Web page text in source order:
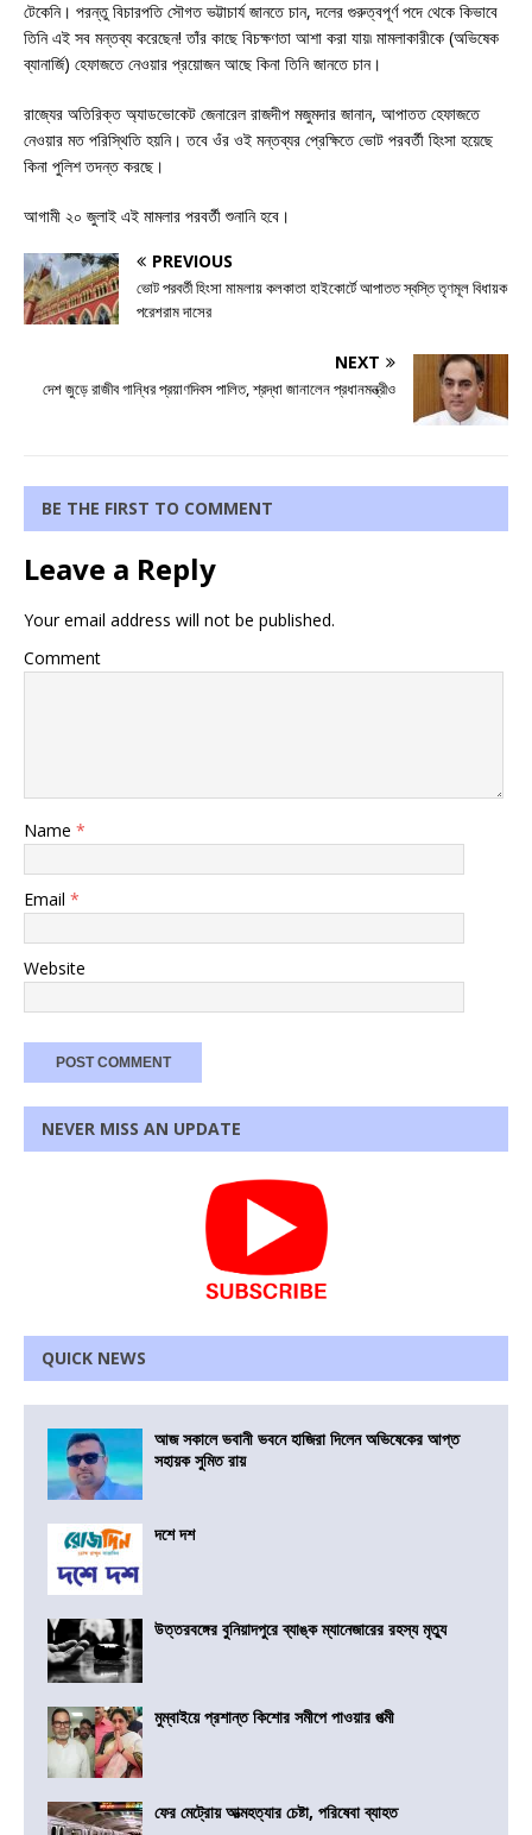
টেকেনি। পরন্তু বিচারপতি সৌগত ভট্টাচার্য জানতে চান, দলের গুরুত্বপূর্ণ পদে থেকে কিভাবে
তিনি এই সব মন্তব্য করেছেন! তাঁর কাছে বিচক্ষণতা আশা করা যায়৷ মামলাকারীকে (অভিষেক
ব্যানার্জি) হেফাজতে নেওয়ার প্রয়োজন আছে কিনা তিনি জানতে চান।
রাজ্যের অতিরিক্ত অ্যাডভোকেট জেনারেল রাজদীপ মজুমদার জানান, আপাতত হেফাজতে
নেওয়ার মত পরিস্থিতি হয়নি। তবে ওঁর ওই মন্তব্যর প্রেক্ষিতে ভোট পরবর্তী হিংসা হয়েছে
কিনা পুলিশ তদন্ত করছে।
আগামী ২০ জুলাই এই মামলার পরবর্তী শুনানি হবে।
PREVIOUS
ভোট পরবর্তী হিংসা মামলায় কলকাতা হাইকোর্টে আপাতত স্বস্তি তৃণমূল বিধায়ক
পরেশরাম দাসের
NEXT
দেশ জুড়ে রাজীব গান্ধির প্রয়াণদিবস পালিত, শ্রদ্ধা জানালেন প্রধানমন্ত্রীও
BE THE FIRST TO COMMENT
Leave a Reply
Your email address will not be published.
Comment
Name *
Email *
Website
NEVER MISS AN UPDATE
QUICK NEWS
আজ সকালে ভবানী ভবনে হাজিরা দিলেন অভিষেকের আপ্ত
সহায়ক সুমিত রায়
দশে দশ
উত্তরবঙ্গের বুনিয়াদপুরে ব্যাঙ্ক ম্যানেজারের রহস্য মৃত্যু
মুম্বাইয়ে প্রশান্ত কিশোর সমীপে পাওয়ার পত্মী
ফের মেট্রোয় আত্মহত্যার চেষ্টা, পরিষেবা ব্যাহত